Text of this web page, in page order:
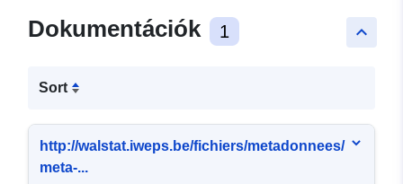
keyboard_arrow_up
Dokumentációk 1
Sort
http://walstat.iweps.be/fichiers/metadonnees/
meta-...